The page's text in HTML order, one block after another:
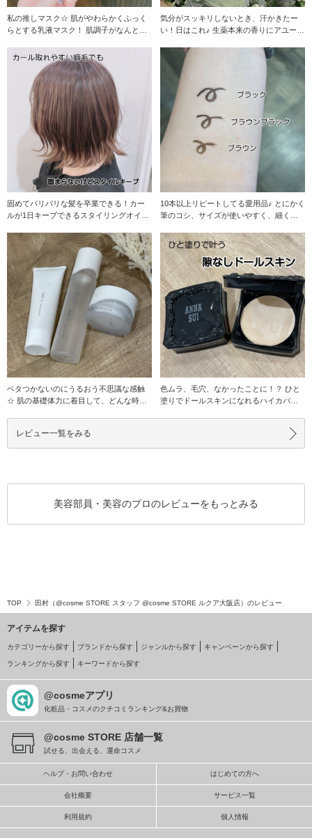
私の推しマスク☆ 肌がやわらかくふっく
らとする乳液マスク！ 肌調子がなんとな
気分がスッキリしないとき、汗かきたー
い！日はこれ♪ 生薬本来の香りにアユーラ
固めてパリパリな髪を卒業できる！カー
ルが1日キープできるスタイリングオイ
10本以上リピートしてる愛用品♪ とにかく
筆のコシ、サイズが使いやすく、細くも
ベタつかないのにうるおう不思議な感触
☆ 肌の基礎体力に着目して、どんな時で
色ムラ、毛穴、なかったことに！？ ひと
塗りでドールスキンになれるハイカバー
レビュー一覧をみる
美容部員・美容のプロのレビューをもっとみる
TOP 田村（@cosme STORE スタッフ @cosme STORE ルクア大阪店）のレビュー
アイテムを探す
カテゴリーから探す ブランドから探す ジャンルから探す キャンペーンから探す
ランキングから探す キーワードから探す
@cosmeアプリ
化粧品・コスメのクチコミランキング&お買物
@cosme STORE 店舗一覧
試せる、出会える、運命コスメ
ヘルプ・お問い合わせ はじめての方へ
会社概要 サービス一覧
利用規約 個人情報